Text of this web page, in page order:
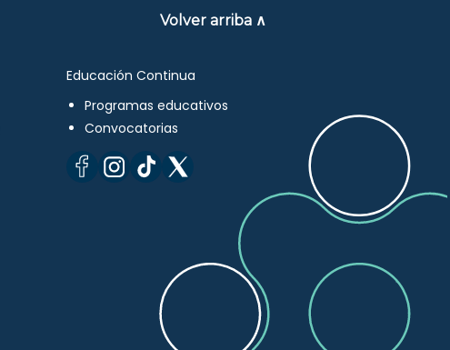
Volver arriba ∧
Educación Continua
Programas educativos
Convocatorias